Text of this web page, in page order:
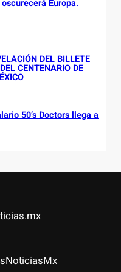
Europa.
DEL BILLETE
CENTENARIO DE
50’s Doctors llega a